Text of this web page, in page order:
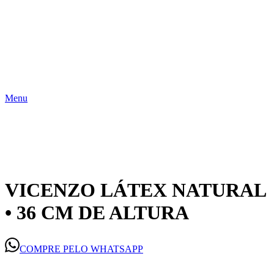
Menu
VICENZO LÁTEX NATURAL
• 36 CM DE ALTURA
COMPRE PELO WHATSAPP